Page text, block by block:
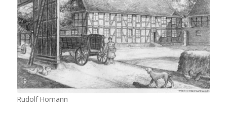
Mein Heimathof
Rudolf Homann